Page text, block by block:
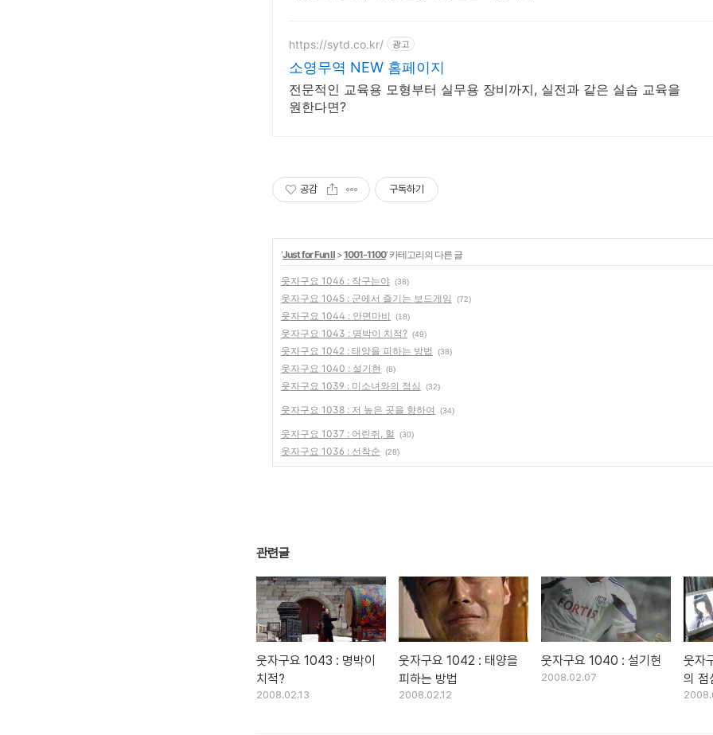
https://sytd.co.kr/ 광고
소영무역 NEW 홈페이지
전문적인 교육용 모형부터 실무용 장비까지, 실전과 같은 실습 교육을
원한다면?
공감 구독하기
'Just for Fun Ⅱ >1001-1100' 카테고리의 다른 글
웃자구요 1046 : 작구는야 (38)
웃자구요 1045 : 군에서 즐기는 보드게임 (72)
웃자구요 1044 : 안면마비 (18)
웃자구요 1043 : 명박이 치적? (49)
웃자구요 1042 : 태양을 피하는 방법 (38)
웃자구요 1040 : 설기현 (8)
웃자구요 1039 : 미소녀와의 점심 (32)
웃자구요 1038 : 저 높은 곳을 향하여 (34)
웃자구요 1037 : 어린쥐, 헐 (30)
웃자구요 1036 : 선착순 (28)
관련글
웃자구요 1043 : 명박이
치적?
2008.02.13
웃자구요 1042 : 태양을
피하는 방법
2008.02.12
웃자구요 1040 : 설기현
2008.02.07
웃자
의 점